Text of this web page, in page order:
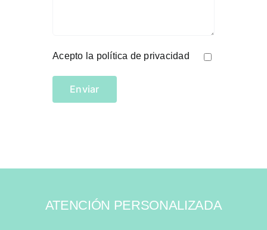
Acepto la política de privacidad
ATENCIÓN PERSONALIZADA